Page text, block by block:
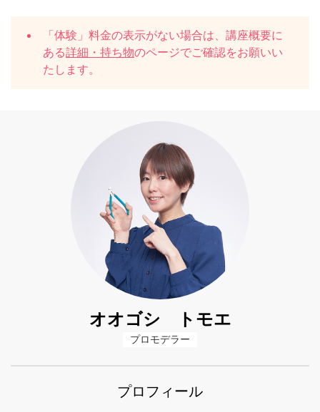
「体験」料金の表示がない場合は、講座概要に
ある詳細・持ち物のページでご確認をお願いい
たします。
オオゴシ トモエ
プロモデラー
プロフィール